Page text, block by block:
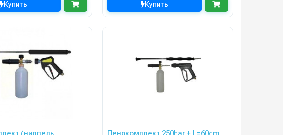
Купить Купить
(ниппель
Пенокомплект 250bar + L=60cm